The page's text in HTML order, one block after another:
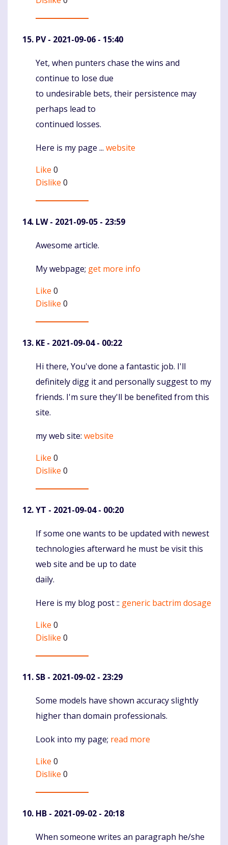
PV- 2021-09-06 - 15:40
Komentaras
Yet, when punters chase the wins and
continue to lose due
to undesirable bets, their persistence may
perhaps lead to
continued losses.
Here is my page ... website
Like 0
Dislike 0
LW- 2021-09-05 - 23:59
Komentaras
Awesome article.
My webpage; get more info
Like 0
Dislike 0
KE - 2021-09-04 - 00:22
Komentaras
Hi there, You've done a fantastic job. I'll
definitely digg it and personally suggest to my
friends. I'm sure they'll be benefited from this
site.
my web site: website
Like 0
Dislike 0
YT - 2021-09-04 - 00:20
Komentaras
If some one wants to be updated with newest
technologies afterward he must be visit this
web site and be up to date
daily.
Here is my blog post :: generic bactrim dosage
Like 0
Dislike 0
SB - 2021-09-02 - 23:29
Komentaras
Some models have shown accuracy slightly
higher than domain professionals.
Look into my page; read more
Like 0
Dislike 0
HB - 2021-09-02 - 20:18
Komentaras
When someone writes an paragraph he/she